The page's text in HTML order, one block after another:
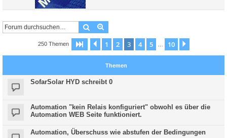
Suche
250 Themen Seite von
Vorherige
1 2 3 4 5 10
Themen
SofarSolar HYD schreibt 0
Automation "kein Relais konfiguriert" obwohl es über die
Automation WEB Seite funktioniert.
Automation, Überschuss wie abstufen der Bedingungen